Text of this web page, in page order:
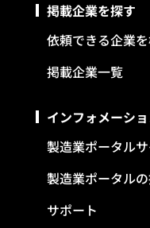
掲載企業を探す
依頼できる企業
掲載企業一覧
インフォメーシ
製造業ポータル
製造業ポータル
サポート